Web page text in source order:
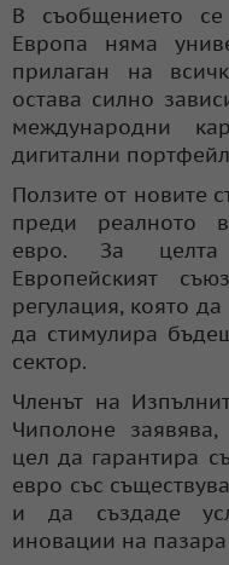
В съобщението
Европа няма
прилаган на
остава силно
международни
дигитални
Ползите от новите
преди реалното
евро. За
Европейският
регулация, която
да стимулира
сектор.
Членът на
Чиполоне
цел да гарантира
евро със
и да създаде
иновации на